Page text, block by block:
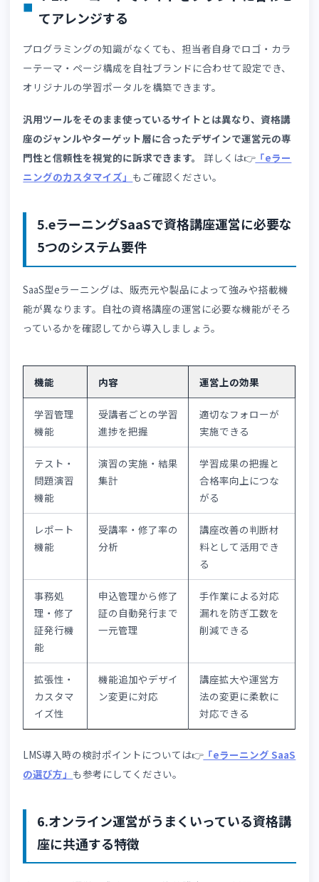
受講申込から修了証発行まで、事務局の対応フローをドキ
メント化・標準化します。
標準化されたフローがあれば、担当者の交代や増員時にも
を使って、受講者ステータスの確認や対応状況の記録を一
管理できます。👉「LMS（eラーニング学習管理システム
導入手順」も参考にしてください。
4.資格講座の運営をeラーニングSaaSでオ
ジナルブランド化する2つの方法
資格講座のオンライン運営は仕組みや機能面を整えるだけ
なく、ブランド印象も重要です。「どこの会社が運営して
るのか分からない」と、受講申込のハードルが上がります
検討することをおすすめします。
manabi+ schoolのサイトアレンジ機能は、独自ドメイン
設定からノーコードでのデザインカスタマイズまで、自社
4-1.独自ドメインで受講者の信頼を得る
SaaS型eラーニングの中には、自社ドメインでeラーニン
イトを運用できるものがあります。「外部の見知らぬサー
ス」のURLではなく、自社サイトと同じドメインで学習画
が表示される方が受講者も安心です。資格講座は受講料の
払いや個人情報の登録が伴うため、ドメインの信頼性が受
決定と集客の両面に影響します。
4-2.ノーコードでサイトをブランドに合わ
てアレンジする
プログラミングの知識がなくても、担当者自身でロゴ・カ
ーテーマ・ページ構成を自社ブランドに合わせて設定でき
汎用ツールをそのまま使っているサイトとは異なり、資格
座のジャンルやターゲット層に合ったデザインで運営元の